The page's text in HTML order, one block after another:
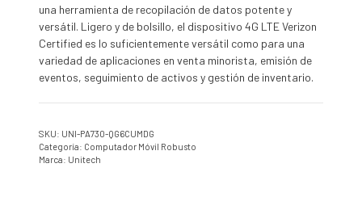
una herramienta de recopilación de datos potente y
versátil. Ligero y de bolsillo, el dispositivo 4G LTE Verizon
Certified es lo suficientemente versátil como para una
variedad de aplicaciones en venta minorista, emisión de
eventos, seguimiento de activos y gestión de inventario.
SKU: UNI-PA730-QG6CUMDG
Categoría: Computador Móvil Robusto
Marca: Unitech